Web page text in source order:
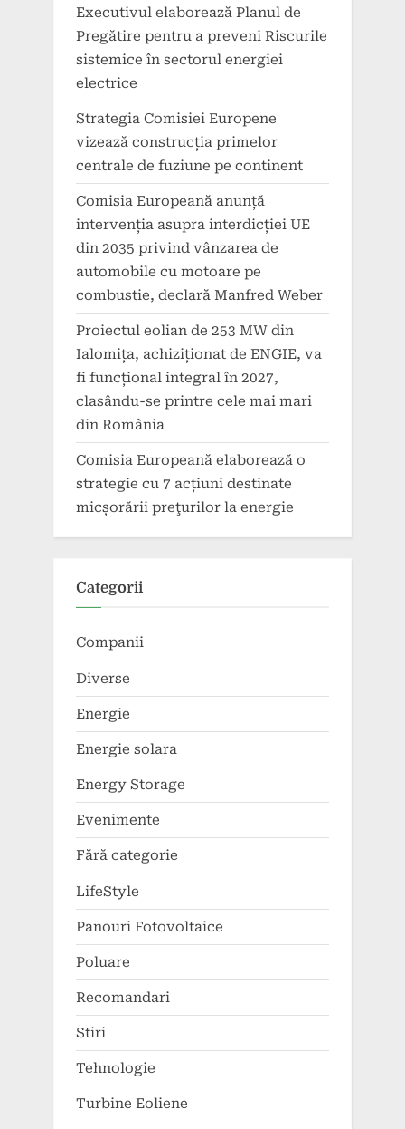
Executivul elaborează Planul de
Pregătire pentru a preveni Riscurile
sistemice în sectorul energiei
electrice
Strategia Comisiei Europene
vizează construcția primelor
centrale de fuziune pe continent
Comisia Europeană anunță
intervenția asupra interdicției UE
din 2035 privind vânzarea de
automobile cu motoare pe
combustie, declară Manfred Weber
Proiectul eolian de 253 MW din
Ialomița, achiziționat de ENGIE, va
fi funcțional integral în 2027,
clasându-se printre cele mai mari
din România
Comisia Europeană elaborează o
strategie cu 7 acțiuni destinate
micșorării preţurilor la energie
Categorii
Companii
Diverse
Energie
Energie solara
Energy Storage
Evenimente
Fără categorie
LifeStyle
Panouri Fotovoltaice
Poluare
Recomandari
Stiri
Tehnologie
Turbine Eoliene